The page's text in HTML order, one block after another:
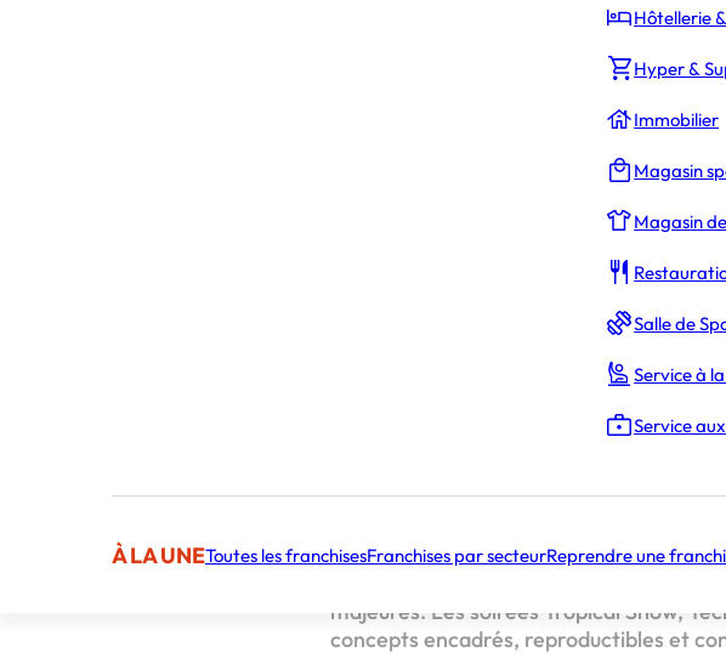
Hôtellerie
Hyper &
Immobilier
Magasin
Magasin
Salle de
Service à
Service
À LA UNEToutes les franchisesFranchises par secteurReprendre une
Publié par Laurent Neuville
Technoel : une soirée électro
Afin de soutenir l’activité de ses
majeures. Les soirées Tropical Snow,
concepts encadrés, reproductibles et